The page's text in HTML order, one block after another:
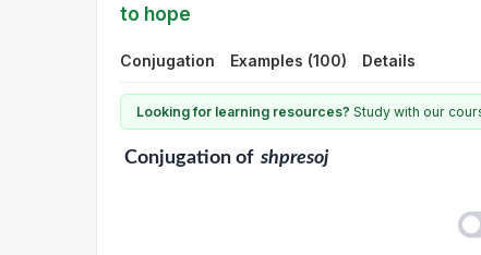
to hope
Conjugation Examples (100) Details
Looking for learning resources? Study with our
Conjugationof shpresoj